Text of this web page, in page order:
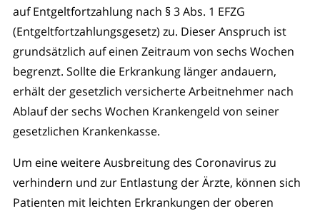
auf Entgeltfortzahlung nach § 3 Abs. 1 EFZG
(Entgeltfortzahlungsgesetz) zu. Dieser Anspruch ist
grundsätzlich auf einen Zeitraum von sechs Wochen
begrenzt. Sollte die Erkrankung länger andauern,
erhält der gesetzlich versicherte Arbeitnehmer nach
Ablauf der sechs Wochen Krankengeld von seiner
gesetzlichen Krankenkasse.
Um eine weitere Ausbreitung des Coronavirus zu
verhindern und zur Entlastung der Ärzte, können sich
Patienten mit leichten Erkrankungen der oberen